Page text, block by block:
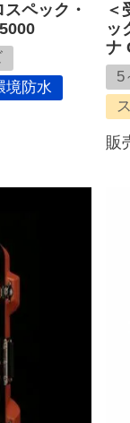
ペック・
境防水
＜
ッ
ナ
5
販